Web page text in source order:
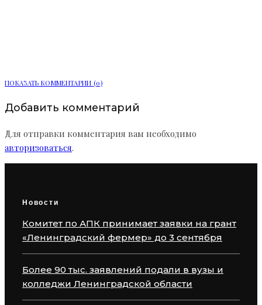
ПОКАЗАТЬ КОММЕНТАРИИ (0)
Добавить комментарий
Для отправки комментария вам необходимо
авторизоваться.
Новости
Комитет по АПК принимает заявки на грант
«Ленинградский фермер» до 3 сентября
Более 90 тыс. заявлений подали в вузы и
колледжи Ленинградской области